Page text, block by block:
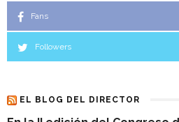
Fans
Followers
EL BLOG DEL DIRECTOR